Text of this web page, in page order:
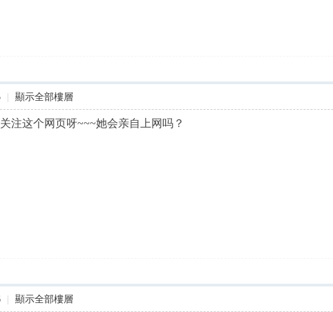
顯示全部樓層
注这个网页呀~~~她会亲自上网吗？
顯示全部樓層